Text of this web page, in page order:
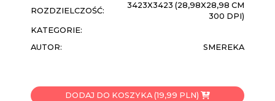
ROZDZIELCZOŚĆ:
3423X3423 (28,98X28,98 CM
300 DPI)
KATEGORIE:
AUTOR:
SMEREKA
DODAJ DO KOSZYKA (19,99 PLN)